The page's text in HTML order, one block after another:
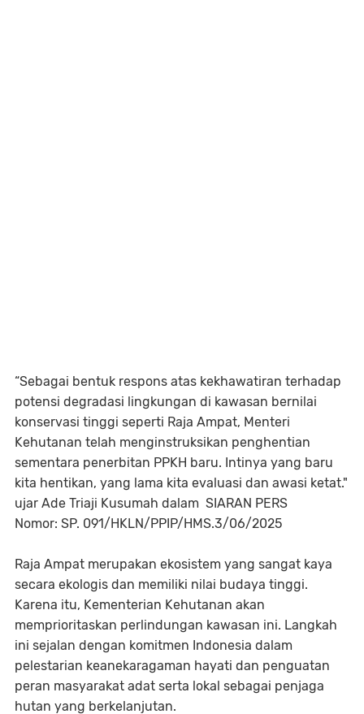
“Sebagai bentuk respons atas kekhawatiran terhadap
potensi degradasi lingkungan di kawasan bernilai
konservasi tinggi seperti Raja Ampat, Menteri
Kehutanan telah menginstruksikan penghentian
sementara penerbitan PPKH baru. Intinya yang baru
kita hentikan, yang lama kita evaluasi dan awasi ketat."
ujar Ade Triaji Kusumah dalam SIARAN PERS
Nomor: SP. 091/HKLN/PPIP/HMS.3/06/2025
Raja Ampat merupakan ekosistem yang sangat kaya
secara ekologis dan memiliki nilai budaya tinggi.
Karena itu, Kementerian Kehutanan akan
memprioritaskan perlindungan kawasan ini. Langkah
ini sejalan dengan komitmen Indonesia dalam
pelestarian keanekaragaman hayati dan penguatan
peran masyarakat adat serta lokal sebagai penjaga
hutan yang berkelanjutan.